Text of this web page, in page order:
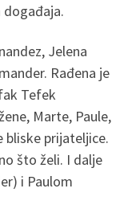
događaja.
Jelena
Rađena je
Tefek
Marte, Paule,
bliske prijateljice.
što želi. I dalje
i Paulom